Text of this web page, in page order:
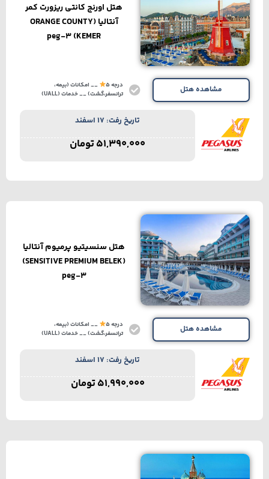
هتل اورنج کانتی ریزورت کمر
آنتالیا (ORANGE COUNTY
KEMER) peg-3
مشاهده هتل درجه 5
__ امکانات (بیمه،
ترانسفر،گشت) __ خدمات (UALL)
تاریخ رفت: 17 اسفند
51,390,000تومان
هتل سنسیتیو پرمیوم آنتالیا
(SENSITIVE PREMIUM BELEK)
peg-3
مشاهده هتل درجه 5
__ امکانات (بیمه،
ترانسفر،گشت) __ خدمات (UALL)
تاریخ رفت: 17 اسفند
51,990,000تومان